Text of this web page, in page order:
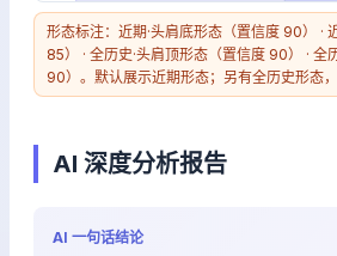
形态标注：近期·头肩底形态（置信度 90） ·
85） · 全历史·头肩顶形态（置信度 90） · 全
90）。默认展示近期形态；另有全历史形态
AI 深度分析报告
AI 一句话结论